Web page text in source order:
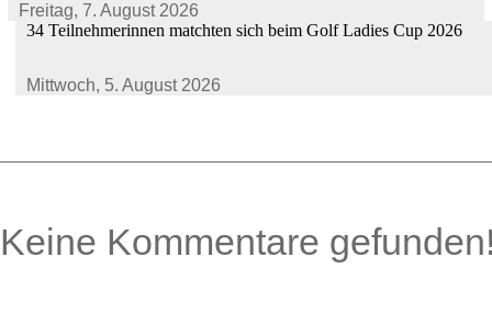
Freitag, 7. August 2026
34 Teilnehmerinnen matchten sich beim Golf Ladies Cup 2026
Mittwoch, 5. August 2026
0 Kommentare
Keine Kommentare gefunden!